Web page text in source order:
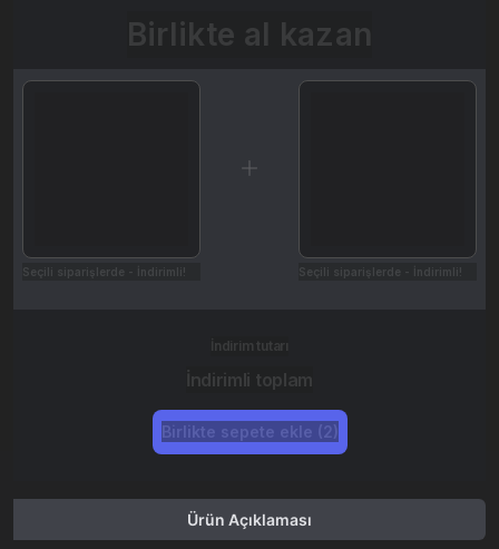
Birlikte al kazan
Seçili siparişlerde - İndirimli! Seçili siparişlerde - İndirimli!
İndirim tutarı
İndirimli toplam
Birlikte sepete ekle (2)
Ürün Açıklaması